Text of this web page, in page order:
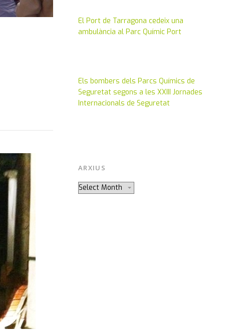
El Port de Tarragona cedeix una
ambulància al Parc Químic Port
Jan 16, 2014
Els bombers dels Parcs Químics de
Seguretat segons a les XXIII Jornades
Internacionals de Seguretat
Jun 18, 2013
ARXIUS
Arxius